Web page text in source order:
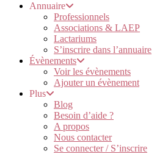
Annuaire
Professionnels
Associations & LAEP
Lactariums
S’inscrire dans l’annuaire
Évènements
Voir les évènements
Ajouter un évènement
Plus
Blog
Besoin d’aide ?
A propos
Nous contacter
Se connecter / S’inscrire